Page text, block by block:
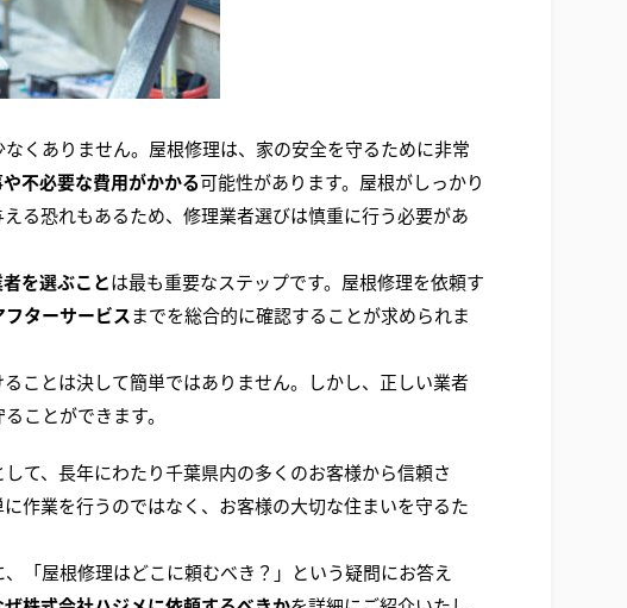
くありません。屋根修理は、家の安全を守るために非常
不必要な費用がかかる可能性があります。屋根がしっかり
る恐れもあるため、修理業者選びは慎重に行う必要があ
を選ぶことは最も重要なステップです。屋根修理を依頼す
フターサービスまでを総合的に確認することが求められま
ことは決して簡単ではありません。しかし、正しい業者
ことができます。
して、長年にわたり千葉県内の多くのお客様から信頼さ
作業を行うのではなく、お客様の大切な住まいを守るた
「屋根修理はどこに頼むべき？」という疑問にお答え